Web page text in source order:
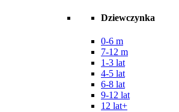
Dziewczynka
0-6 m
7-12 m
1-3 lat
4-5 lat
6-8 lat
9-12 lat
12 lat+